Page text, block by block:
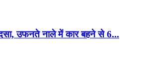
उफनते नाले में कार बहने से 6...